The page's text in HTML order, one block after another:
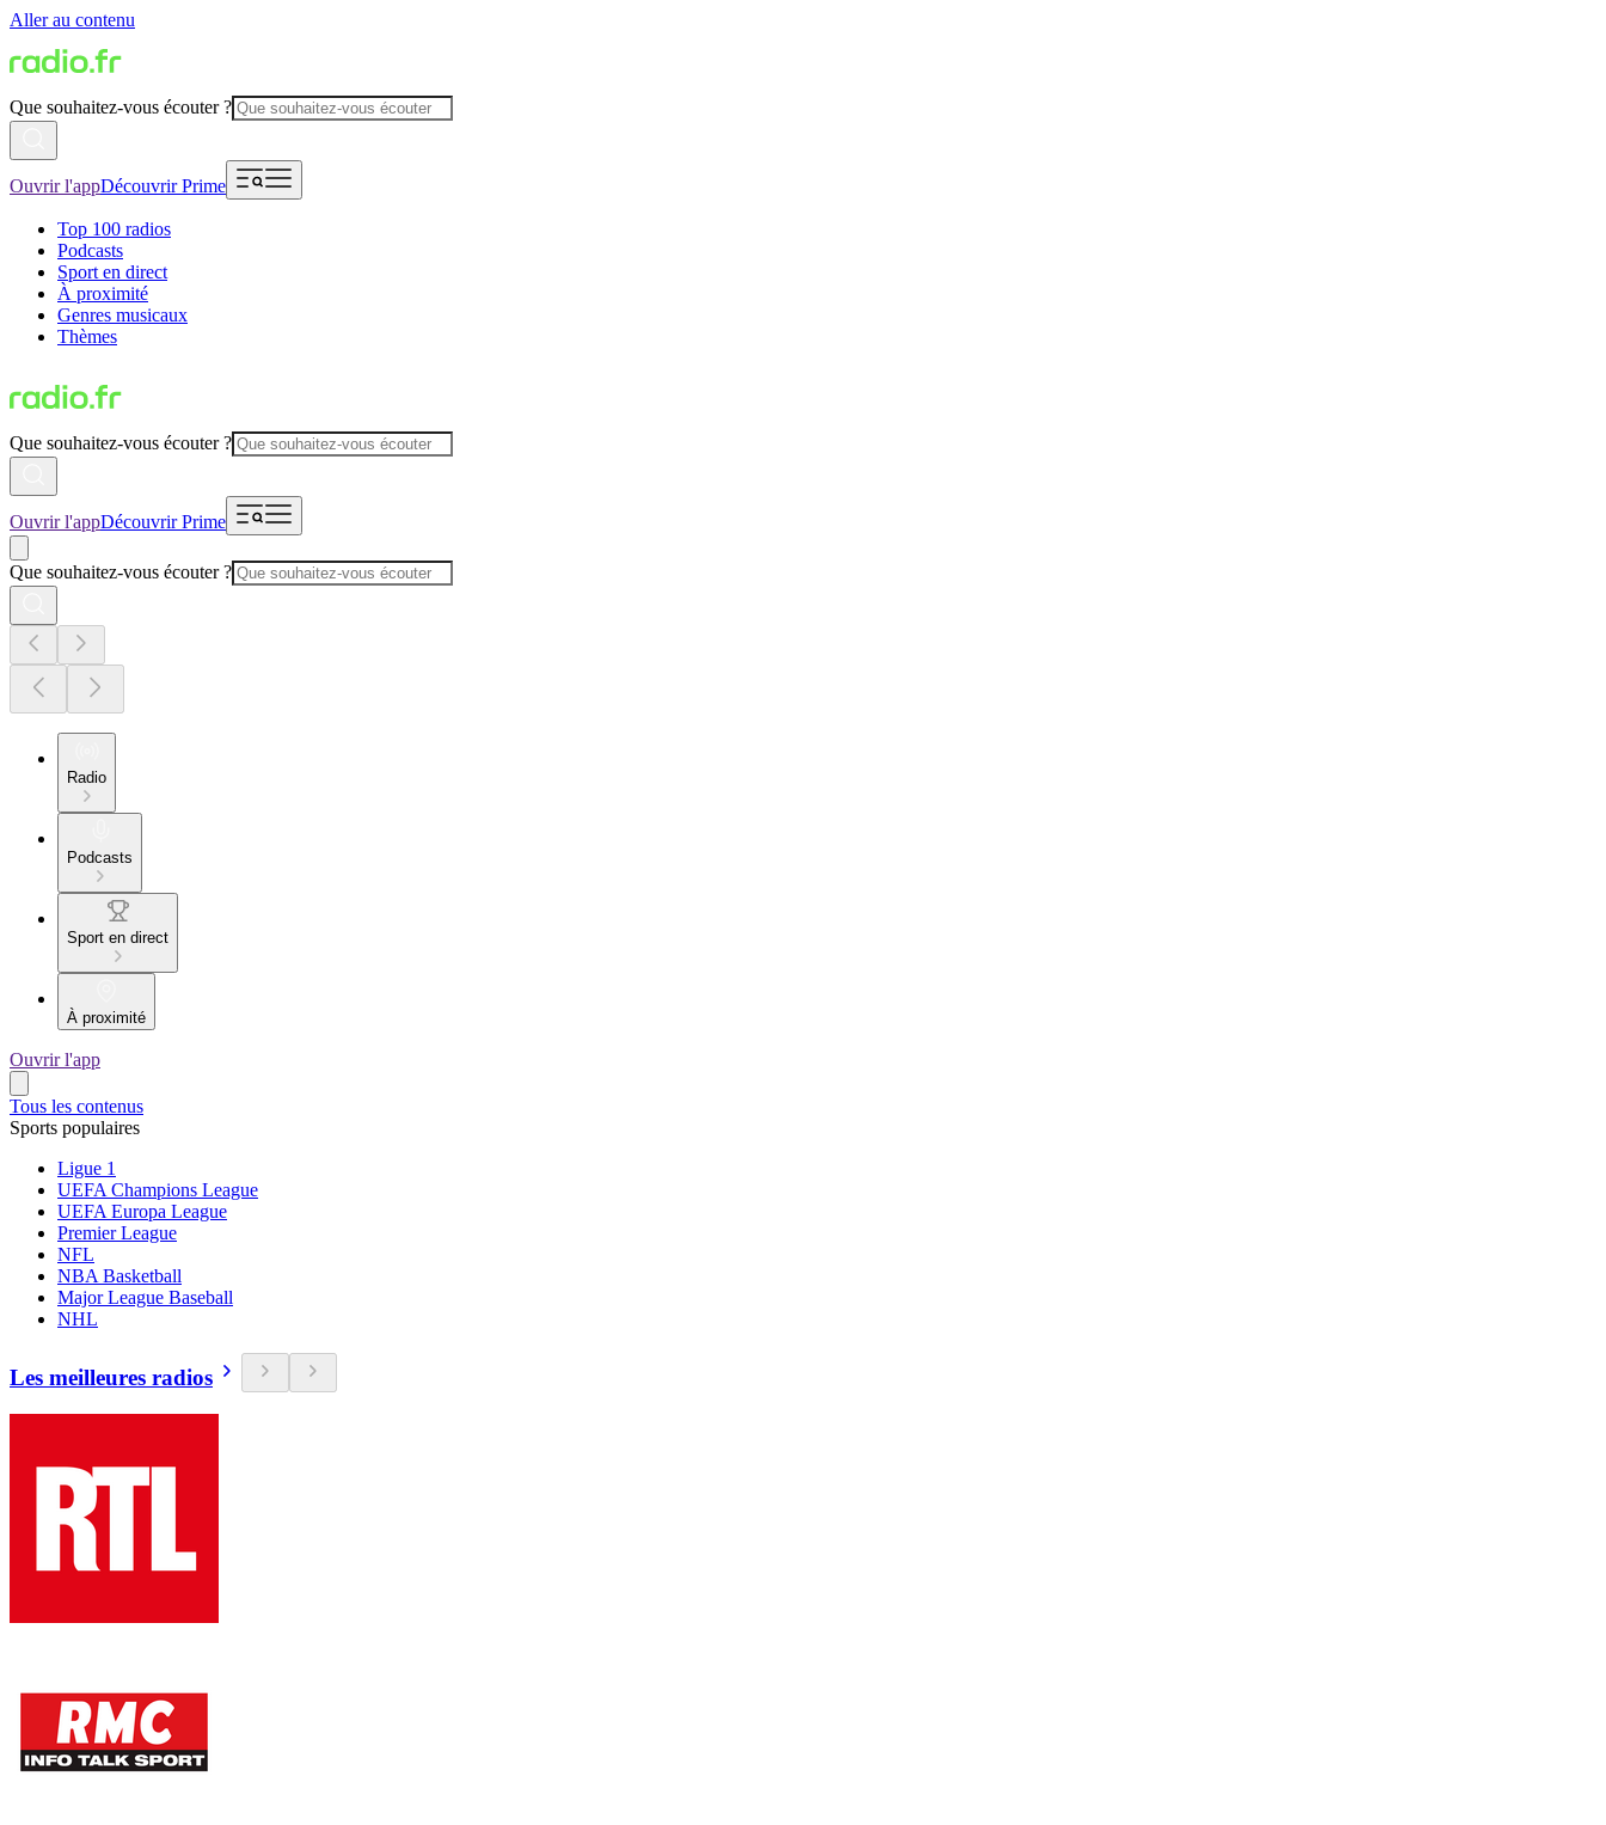
Aller au contenu
Que souhaitez-vous écouter ?
Ouvrir l'appDécouvrir Prime
Top 100 radios
Podcasts
Sport en direct
À proximité
Genres musicaux
Thèmes
Que souhaitez-vous écouter ?
Ouvrir l'appDécouvrir Prime
Que souhaitez-vous écouter ?
Radio
Podcasts
Sport en direct
À proximité
Ouvrir l'app
Tous les contenus
Sports populaires
Ligue 1
UEFA Champions League
UEFA Europa League
Premier League
NFL
NBA Basketball
Major League Baseball
NHL
Les meilleures radios